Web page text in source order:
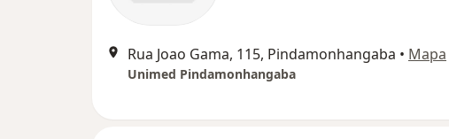
Rua Joao Gama, 115, Pindamonhangaba • Mapa
Unimed Pindamonhangaba